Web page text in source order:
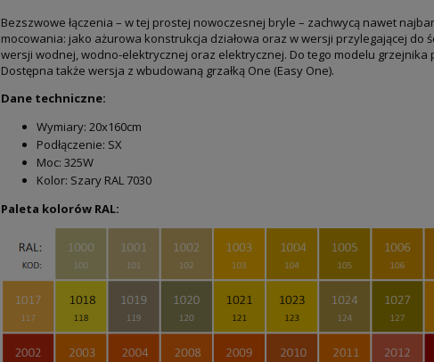
Bezszwowe łączenia – w tej prostej nowoczesnej bryle – zachwycą nawet
mocowania: jako ażurowa konstrukcja działowa oraz w wersji przylegającej
wersji wodnej, wodno-elektrycznej oraz elektrycznej. Do tego modelu
Dostępna także wersja z wbudowaną grzałką One (Easy One).
Dane techniczne:
Wymiary: 20x160cm
Podłączenie: SX
Moc: 325W
Kolor: Szary RAL 7030
Paleta kolorów RAL: